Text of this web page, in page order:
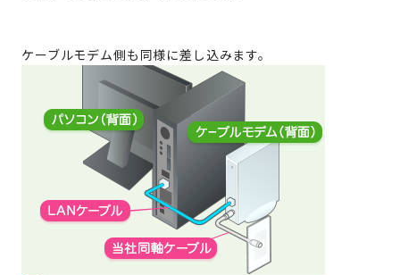
ケーブルモデム側も同様に差し込みます。